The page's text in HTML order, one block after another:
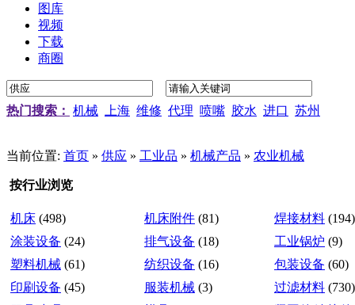
图库
视频
下载
商圈
热门搜索： 机械 上海 维修 代理 喷嘴 胶水 进口 苏州
当前位置: 首页 » 供应 » 工业品 » 机械产品 » 农业机械
按行业浏览
机床 (498) 机床附件 (81) 焊接材料 (194)
涂装设备 (24) 排气设备 (18) 工业锅炉 (9)
塑料机械 (61) 纺织设备 (16) 包装设备 (60)
印刷设备 (45) 服装机械 (3) 过滤材料 (730)